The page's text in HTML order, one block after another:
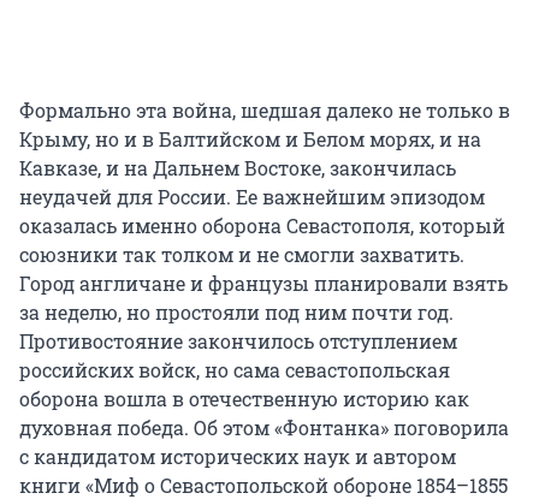
Формально эта война, шедшая далеко не только в
Крыму, но и в Балтийском и Белом морях, и на
Кавказе, и на Дальнем Востоке, закончилась
неудачей для России. Ее важнейшим эпизодом
оказалась именно оборона Севастополя, который
союзники так толком и не смогли захватить.
Город англичане и французы планировали взять
за неделю, но простояли под ним почти год.
Противостояние закончилось отступлением
российских войск, но сама севастопольская
оборона вошла в отечественную историю как
духовная победа. Об этом «Фонтанка» поговорила
с кандидатом исторических наук и автором
книги «Миф о Севастопольской обороне 1854–1855